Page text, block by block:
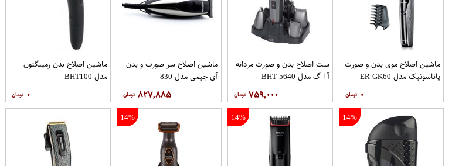
ماشین اصلاح موی بدن و صورت
پاناسونیک مدل ER-GK60
۰
ست اصلاح بدن و صورت مردانه
آ ا گ مدل BHT 5640
۷۵۹,۰۰۰
ماشین اصلاح سر صورت و بدن
آی جیمی مدل 830
۸۲۷,۸۸۵
ماشین اصلاح بدن رمینگتون
مدل BHT100
۰
14%
14%
14%